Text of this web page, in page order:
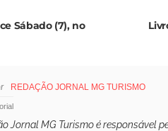
Sábado (7), no
REDAÇÃO JORNAL MG TURISMO
Jornal MG Turismo é responsável